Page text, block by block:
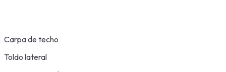
Carpa de techo
Toldo lateral